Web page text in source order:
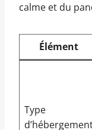
calme et du
Élément
Type